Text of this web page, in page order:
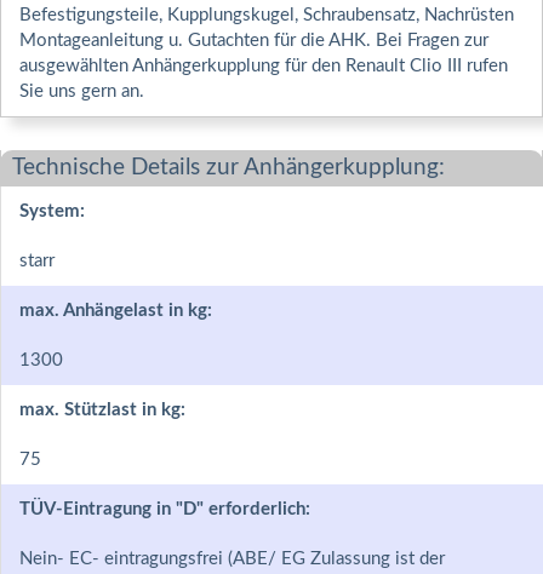
Befestigungsteile, Kupplungskugel, Schraubensatz, Nachrüsten
Montageanleitung u. Gutachten für die AHK. Bei Fragen zur
ausgewählten Anhängerkupplung für den Renault Clio III rufen
Sie uns gern an.
Technische Details zur Anhängerkupplung:
System:
starr
max. Anhängelast in kg:
1300
max. Stützlast in kg:
75
TÜV-Eintragung in "D" erforderlich:
Nein- EC- eintragungsfrei (ABE/ EG Zulassung ist der